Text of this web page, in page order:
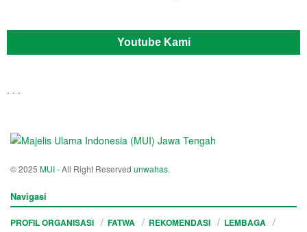
Youtube Kami
. . .
© 2025 MUI- All Right Reserved unwahas.
Navigasi
PROFIL ORGANISASI FATWA REKOMENDASI
LEMBAGA